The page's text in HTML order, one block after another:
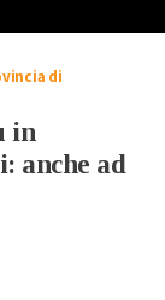
di
in
anche ad